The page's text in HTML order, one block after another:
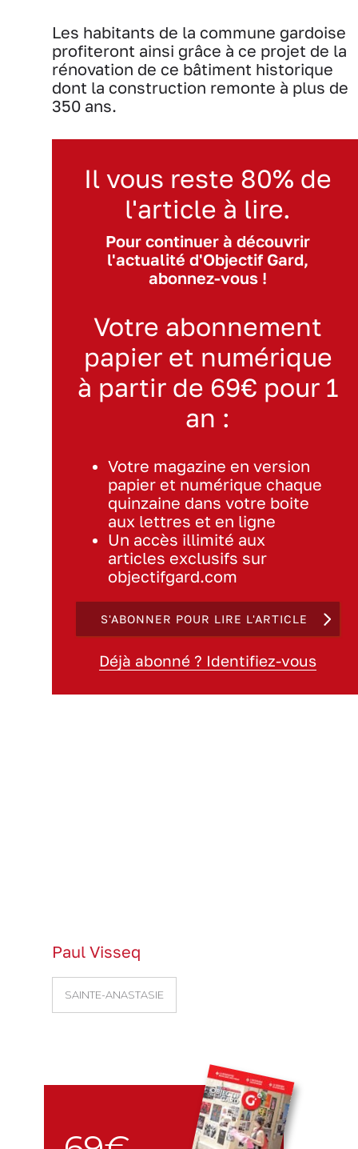
Les habitants de la commune gardoise
profiteront ainsi grâce à ce projet de la
rénovation de ce bâtiment historique
dont la construction remonte à plus de
350 ans.
Il vous reste 80% de
l'article à lire.
Pour continuer à découvrir
l'actualité d'Objectif Gard,
abonnez-vous !
Votre abonnement
papier et numérique
à partir de 69€ pour 1
an :
Votre magazine en version
papier et numérique chaque
quinzaine dans votre boite
aux lettres et en ligne
Un accès illimité aux
articles exclusifs sur
objectifgard.com
S'ABONNER POUR LIRE L'ARTICLE
Déjà abonné ? Identifiez-vous
Paul Visseq
SAINTE-ANASTASIE